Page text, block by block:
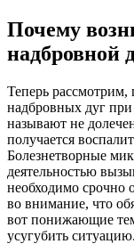
Почему
надбровной
Теперь рассмотрим,
надбровных дуг при
называют не
получается
Болезнетворные
деятельностью
необходимо срочно
во внимание, что
вот понижающие
усугубить ситуацию.